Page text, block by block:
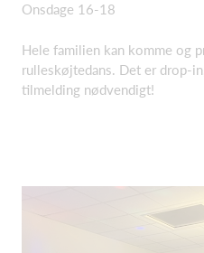
Onsdage 16-18
Hele familien kan komme og
rulleskøjtedans. Det er drop-
tilmelding nødvendigt!